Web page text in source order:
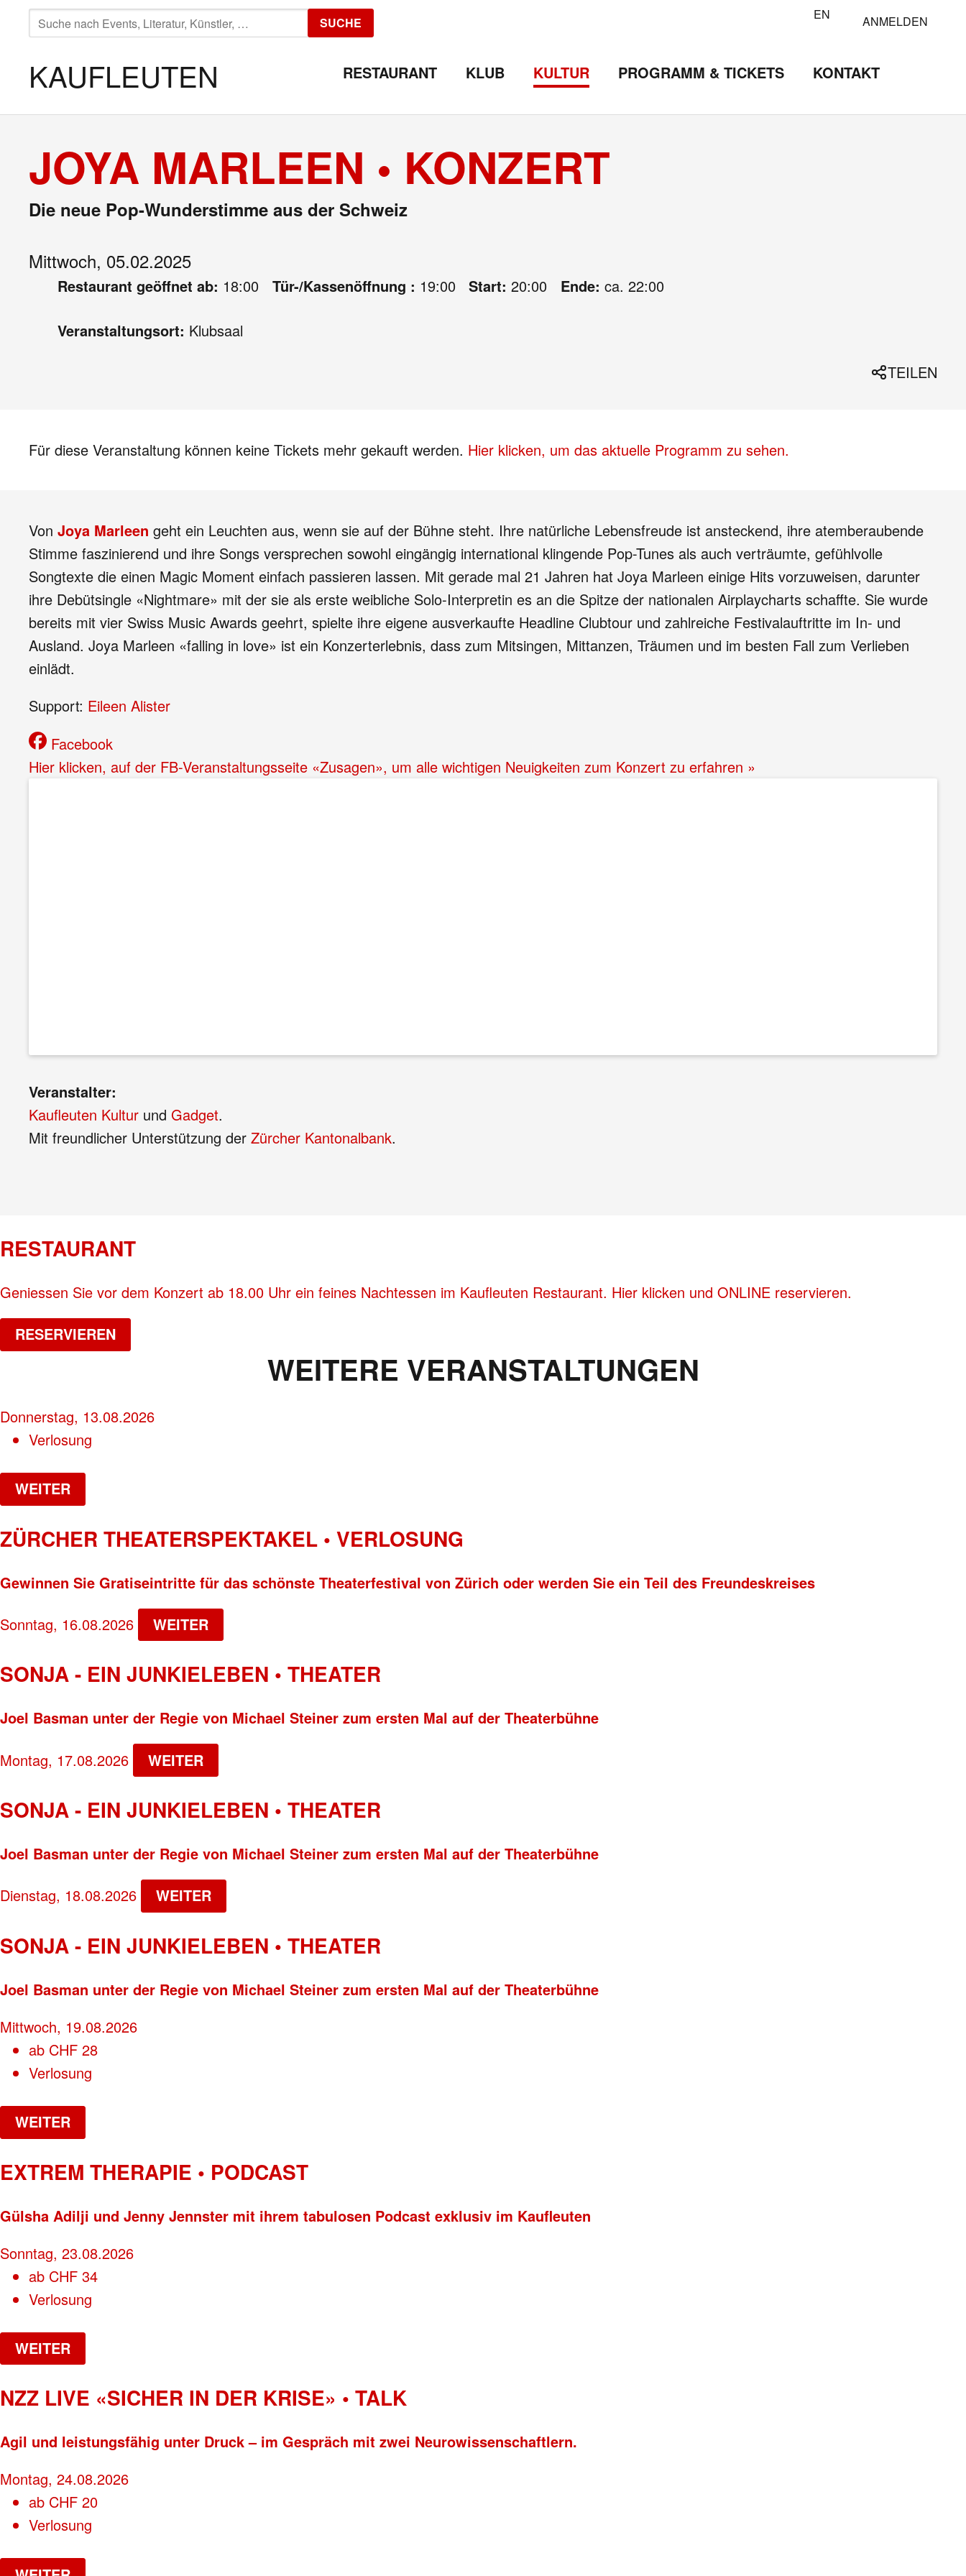
SUCHE
NACH:
SUCHE EN ANMELDEN
KAUFLEUTEN RESTAURANT KLUB KULTUR PROGRAMM & TICKETS KONTAKT
JOYA MARLEEN • KONZERT
Die neue Pop-Wunderstimme aus der Schweiz
Mittwoch, 05.02.2025
Restaurant geöffnet ab: 18:00 Tür-/Kassenöffnung : 19:00 Start: 20:00 Ende: ca. 22:00
Veranstaltungsort: Klubsaal
TEILEN
Für diese Veranstaltung können keine Tickets mehr gekauft werden. Hier klicken, um das aktuelle Programm zu sehen.
Von Joya Marleen geht ein Leuchten aus, wenn sie auf der Bühne steht. Ihre natürliche Lebensfreude ist ansteckend, ihre atemberaubende
Stimme faszinierend und ihre Songs versprechen sowohl eingängig international klingende Pop-Tunes als auch verträumte, gefühlvolle
Songtexte die einen Magic Moment einfach passieren lassen. Mit gerade mal 21 Jahren hat Joya Marleen einige Hits vorzuweisen, darunter
ihre Debütsingle «Nightmare» mit der sie als erste weibliche Solo-Interpretin es an die Spitze der nationalen Airplaycharts schaffte. Sie wurde
bereits mit vier Swiss Music Awards geehrt, spielte ihre eigene ausverkaufte Headline Clubtour und zahlreiche Festivalauftritte im In- und
Ausland. Joya Marleen «falling in love» ist ein Konzerterlebnis, dass zum Mitsingen, Mittanzen, Träumen und im besten Fall zum Verlieben
einlädt.
Support: Eileen Alister
Facebook
Hier klicken, auf der FB-Veranstaltungsseite «Zusagen», um alle wichtigen Neuigkeiten zum Konzert zu erfahren »
Veranstalter:
Kaufleuten Kultur und Gadget.
Mit freundlicher Unterstützung der Zürcher Kantonalbank.
RESTAURANT
Geniessen Sie vor dem Konzert ab 18.00 Uhr ein feines Nachtessen im Kaufleuten Restaurant. Hier klicken und ONLINE reservieren.
RESERVIEREN
WEITERE VERANSTALTUNGEN
Donnerstag, 13.08.2026
Verlosung
WEITER
ZÜRCHER THEATERSPEKTAKEL • VERLOSUNG
Gewinnen Sie Gratiseintritte für das schönste Theaterfestival von Zürich oder werden Sie ein Teil des Freundeskreises
Sonntag, 16.08.2026 WEITER
SONJA - EIN JUNKIELEBEN • THEATER
Joel Basman unter der Regie von Michael Steiner zum ersten Mal auf der Theaterbühne
Montag, 17.08.2026 WEITER
SONJA - EIN JUNKIELEBEN • THEATER
Joel Basman unter der Regie von Michael Steiner zum ersten Mal auf der Theaterbühne
Dienstag, 18.08.2026 WEITER
SONJA - EIN JUNKIELEBEN • THEATER
Joel Basman unter der Regie von Michael Steiner zum ersten Mal auf der Theaterbühne
Mittwoch, 19.08.2026
ab CHF 28
Verlosung
WEITER
EXTREM THERAPIE • PODCAST
Gülsha Adilji und Jenny Jennster mit ihrem tabulosen Podcast exklusiv im Kaufleuten
Sonntag, 23.08.2026
ab CHF 34
Verlosung
WEITER
NZZ LIVE «SICHER IN DER KRISE» • TALK
Agil und leistungsfähig unter Druck – im Gespräch mit zwei Neurowissenschaftlern.
Montag, 24.08.2026
ab CHF 20
Verlosung